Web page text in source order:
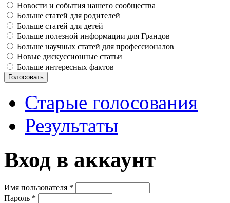
Новости и события нашего сообщества
Больше статей для родителей
Больше статей для детей
Больше полезной информации для Грандов
Больше научных статей для профессионалов
Новые дискуссионные статьи
Больше интересных фактов
Старые голосования
Результаты
Вход в аккаунт
Имя пользователя *
Пароль *